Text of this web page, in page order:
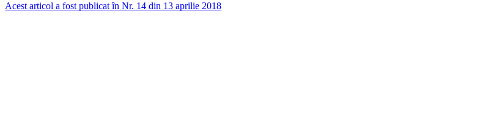
Acest articol a fost publicat în Nr. 14 din 13 aprilie 2018